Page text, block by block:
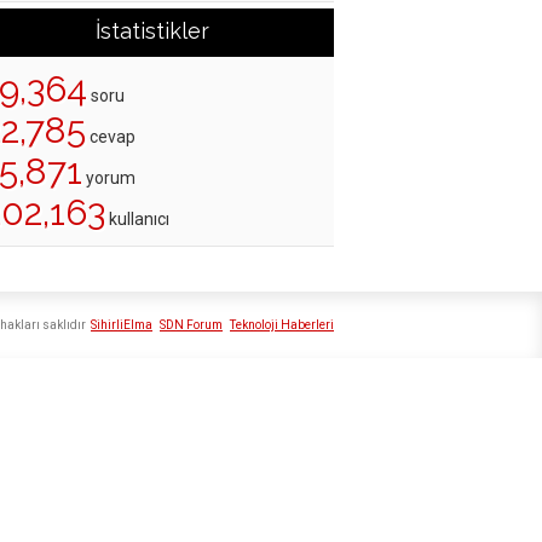
İstatistikler
soru
cevap
yorum
kullanıcı
SihirliElma SDN Forum Teknoloji Haberleri
saklıdır